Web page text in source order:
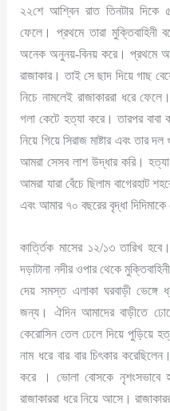
২২শে আশ্বিন রাত তিনটার দিকে
ফেলে। প্রথমে তারা মুক্তিবাহিনী
অনেক অনুনয়-বিনয় করে। প্রথমে
রাজাকার। তাই সে ছাদ দিয়ে গাছ
নিচে নামলেই রাজাকাররা ধরে
গলা কেটে হত্যা করে। তারপর বাবা
নিয়ে গিয়ে সিরাজ মাষ্টার এবং তার
আমরা সেসব লাশ উদ্ধার করি।
আমরা যারা বেঁচে ছিলাম বাগেরহাট
এবং আমার ৭০ বছরের বৃদ্ধা
কার্ত্তিক মাসের ১২/১৩ তারিখ
দড়াটানা নদীর ওপার থেকে
দেয় সমস্ত এলাকা ঘরবাড়ী ভেঙ্গে
জন্য। ঐদিন আমাদের বাড়ীতে
কেরোসিন তেল ঢেলে দিয়ে পুড়িয়ে
নাম ধরে বার বার চিৎকার
করে । ভোলা বোসকে নৃশংসভাবে
রাজাকাররা ধরে নিয়ে আসে।